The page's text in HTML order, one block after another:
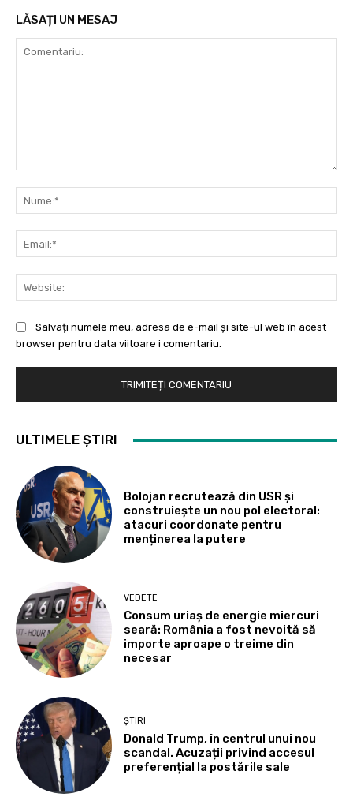
LĂSAȚI UN MESAJ
Salvați numele meu, adresa de e-mail și site-ul web în acest
browser pentru data viitoare i comentariu.
ULTIMELE ȘTIRI
Bolojan recrutează din USR și
construiește un nou pol electoral:
atacuri coordonate pentru
menținerea la putere
VEDETE
Consum uriaș de energie miercuri
seară: România a fost nevoită să
importe aproape o treime din
necesar
ȘTIRI
Donald Trump, în centrul unui nou
scandal. Acuzații privind accesul
preferențial la postările sale